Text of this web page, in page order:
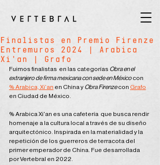
Finalistas en Premio Firenze
Entremuros 2024 | Arabica
Xi'an | Grafo
Fuimos finalistas  en las categorías Obra en el
extranjero de firma mexicana con sede en México con
% Arabica, Xi'an en China y Obra Firenze con Grafo
en Ciudad de México.
% Arabica Xi'an es una cafetería  que busca rendir
homenaje a la cultura local a través de su diseño
arquitectónico. Inspirada en la materialidad y la
repetición de los guerreros de terracota del
primer emperador de China. Fue desarrollada
por Vertebral en 2022.